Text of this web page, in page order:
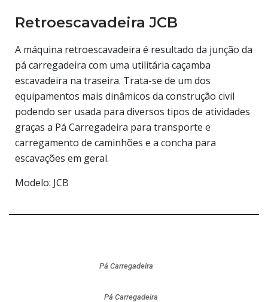
Retroescavadeira JCB
A máquina retroescavadeira é resultado da junção da
pá carregadeira com uma utilitária caçamba
escavadeira na traseira. Trata-se de um dos
equipamentos mais dinâmicos da construção civil
podendo ser usada para diversos tipos de atividades
graças a Pá Carregadeira para transporte e
carregamento de caminhões e a concha para
escavações em geral.
​Modelo: JCB
Pá Carregadeira
Pá Carregadeira